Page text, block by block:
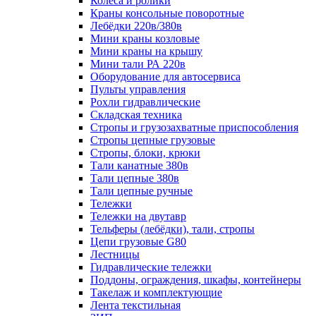
Краны консольные поворотные
Лебёдки 220в/380в
Мини краны козловые
Мини краны на крышу
Мини тали РА 220в
Оборудование для автосервиса
Пульты управления
Рохли гидравлические
Складская техника
Стропы и грузозахватные приспособления
Стропы цепные грузовые
Стропы, блоки, крюки
Тали канатные 380в
Тали цепные 380в
Тали цепные ручные
Тележки
Тележки на двутавр
Тельферы (лебёдки), тали, стропы
Цепи грузовые G80
Лестницы
Гидравлические тележки
Поддоны, ограждения, шкафы, контейнеры
Такелаж и комплектующие
Лента текстильная